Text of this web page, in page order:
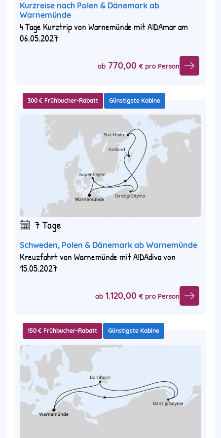
Kurzreise nach Polen & Dänemark ab
Warnemünde
4 Tage Kurztrip von Warnemünde mit AIDAmar am
06.05.2027
ab 770,00 € pro Person
300 € Frühbucher-Rabatt Günstigste Kabine
7 Tage
Schweden, Polen & Dänemark ab Warnemünde
Kreuzfahrt von Warnemünde mit AIDAdiva von
15.05.2027
ab 1.120,00 € pro Person
150 € Frühbucher-Rabatt Günstigste Kabine